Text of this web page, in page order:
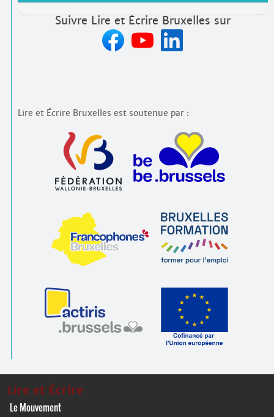
Suivre Lire et Écrire Bruxelles sur
Lire et Écrire Bruxelles est soutenue par :
Lire et Écrire
Le Mouvement